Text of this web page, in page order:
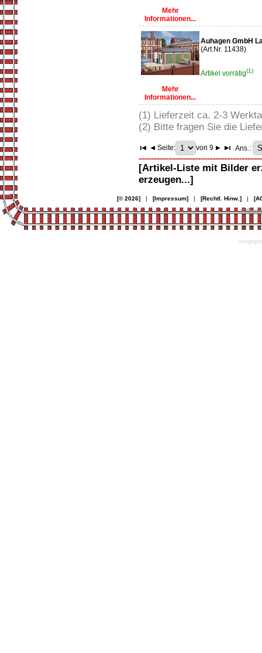
Mehr
Informationen...
Mehr
Informationen...
Auhagen GmbH
(Art.Nr. 11438)
Artikel vorrätig(1)
(1) Lieferzeit ca. 2-3
(2) Bitte fragen Sie die
Seite: von 9 Ans.:
[Artikel-Liste mit Bilder
erzeugen...]
[© 2026]| [Impressum]| [Rechtl. Hinw.]|
©